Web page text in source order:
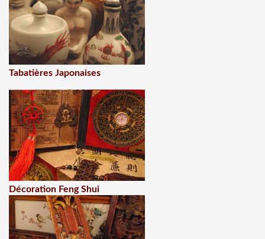
Tabatières Japonaises
Décoration Feng Shui